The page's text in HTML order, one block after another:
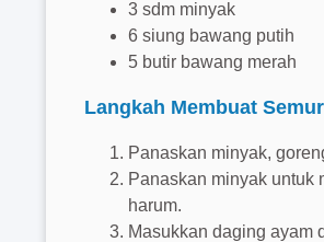
3 sdm minyak
6 siung bawang putih
5 butir bawang merah
Langkah Membuat
Panaskan minyak,
Panaskan minyak untuk
harum.
Masukkan daging ayam